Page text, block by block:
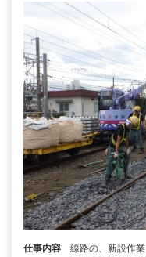
仕事内容
線路の、新設作